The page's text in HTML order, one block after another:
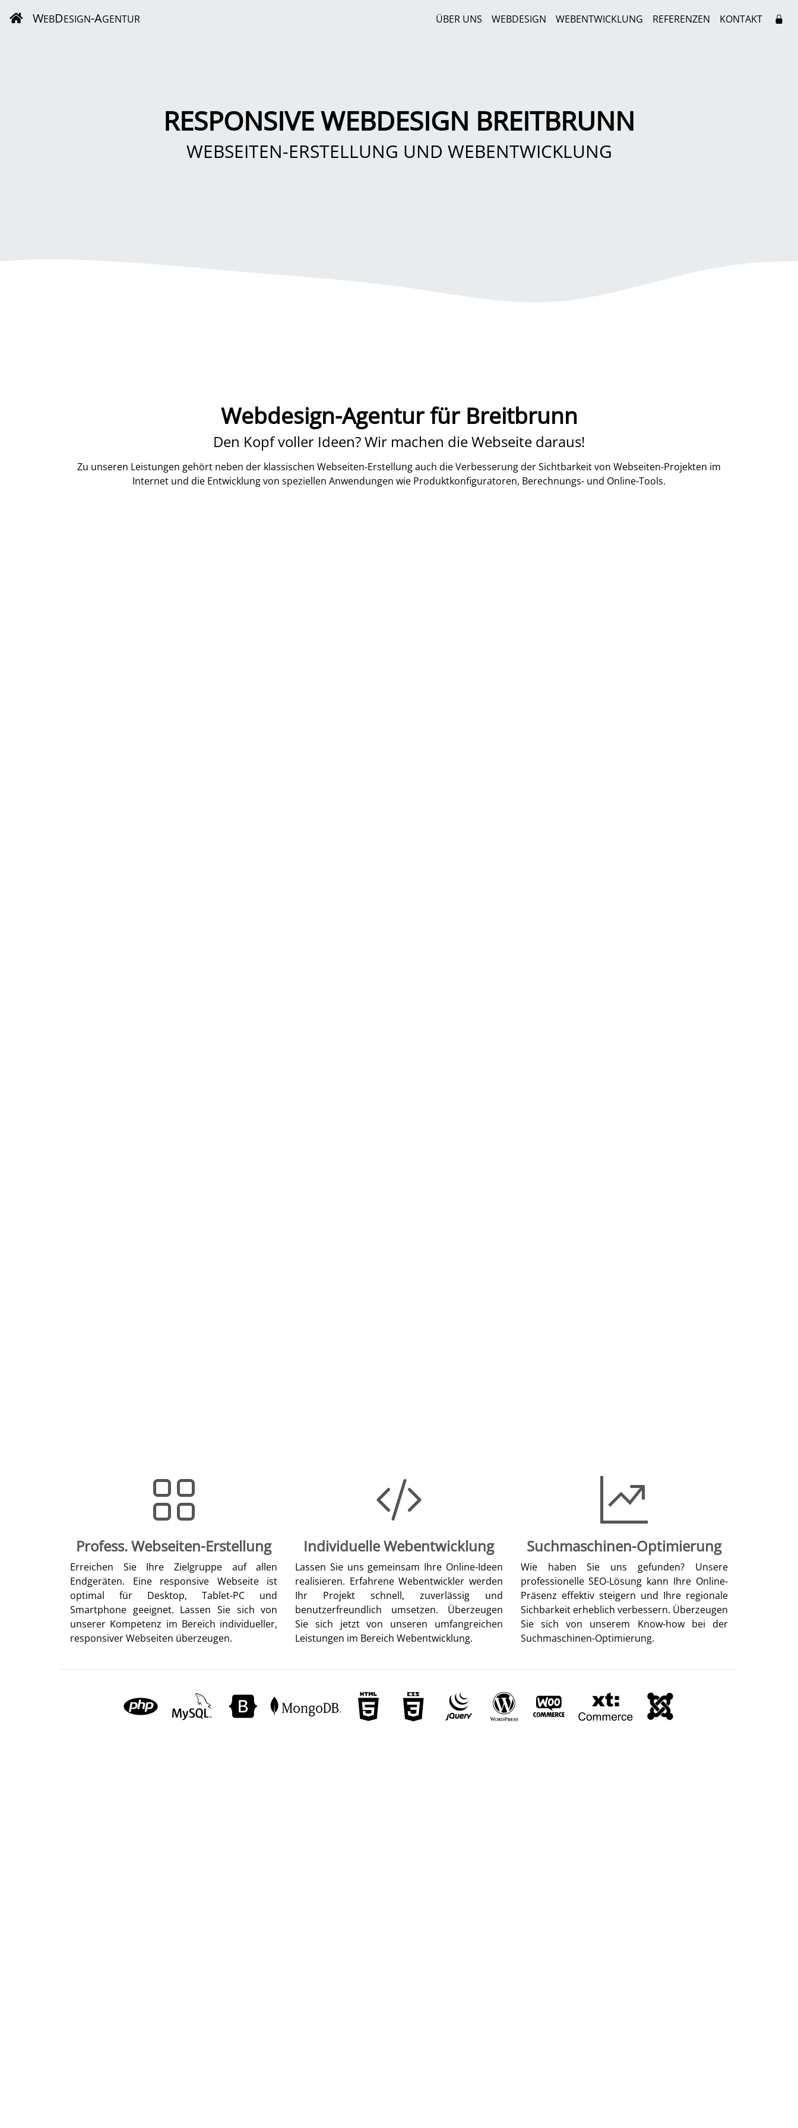
WEBDESIGN-AGENTUR ÜBER UNS WEBDESIGN WEBENTWICKLUNG REFERENZEN KONTAKT
RESPONSIVE WEBDESIGN BREITBRUNN
WEBSEITEN-ERSTELLUNG UND WEBENTWICKLUNG
Webdesign-Agentur für Breitbrunn
Den Kopf voller Ideen? Wir machen die Webseite daraus!
Zu unseren Leistungen gehört neben der klassischen Webseiten-Erstellung auch die Verbesserung der Sichtbarkeit von Webseiten-Projekten im
Internet und die Entwicklung von speziellen Anwendungen wie Produktkonfiguratoren, Berechnungs- und Online-Tools.
Profess. Webseiten-Erstellung
Erreichen Sie Ihre Zielgruppe auf allen
Endgeräten. Eine responsive Webseite ist
optimal für Desktop, Tablet-PC und
Smartphone geeignet. Lassen Sie sich von
unserer Kompetenz im Bereich individueller,
responsiver Webseiten überzeugen.
Individuelle Webentwicklung
Lassen Sie uns gemeinsam Ihre Online-Ideen
realisieren. Erfahrene Webentwickler werden
Ihr Projekt schnell, zuverlässig und
benutzerfreundlich umsetzen. Überzeugen
Sie sich jetzt von unseren umfangreichen
Leistungen im Bereich Webentwicklung.
Suchmaschinen-Optimierung
Wie haben Sie uns gefunden? Unsere
professionelle SEO-Lösung kann Ihre Online-
Präsenz effektiv steigern und Ihre regionale
Sichbarkeit erheblich verbessern. Überzeugen
Sie sich von unserem Know-how bei der
Suchmaschinen-Optimierung.